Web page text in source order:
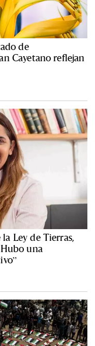
de
Cayetano reflejan
Ley de Tierras,
una